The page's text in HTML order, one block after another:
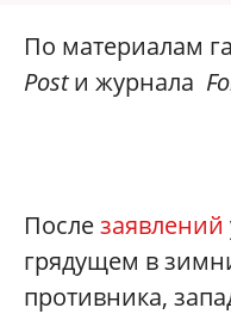
По материалам
Postи журнала
Послезаявлений
грядущем в
противника,